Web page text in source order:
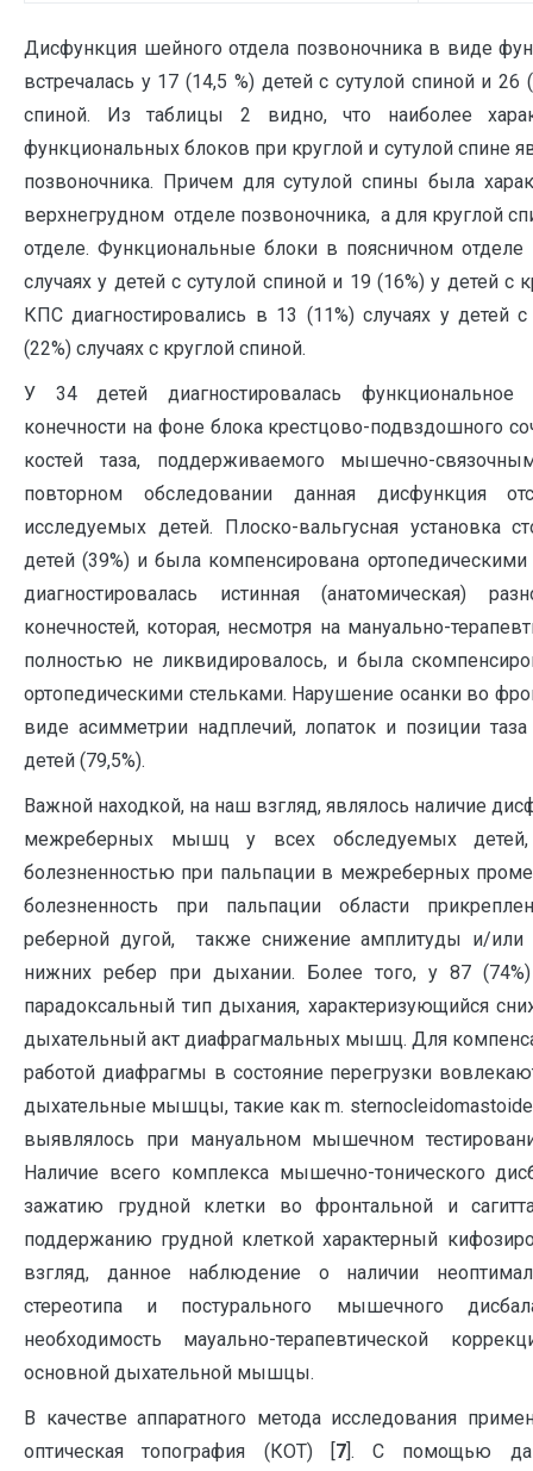
Дисфункция шейного отдела позвоночника в виде
встречалась у 17 (14,5 %) детей с сутулой спиной и 26
спиной. Из таблицы 2 видно, что наиболее
функциональных блоков при круглой и сутулой спине
позвоночника. Причем для сутулой спины была
верхнегрудном отделе позвоночника, а для круглой
отделе. Функциональные блоки в поясничном
случаях у детей с сутулой спиной и 19 (16%) у детей с
КПС диагностировались в 13 (11%) случаях у детей
(22%) случаях с круглой спиной.
У 34 детей диагностировалась функциональное
конечности на фоне блока крестцово-подвздошного
костей таза, поддерживаемого мышечно-
повторном обследовании данная дисфункция
исследуемых детей. Плоско-вальгусная установка
детей (39%) и была компенсирована
диагностировалась истинная (анатомическая)
конечностей, которая, несмотря на мануально-
полностью не ликвидировалось, и была
ортопедическими стельками. Нарушение осанки во
виде асимметрии надплечий, лопаток и позиции таза
детей (79,5%).
Важной находкой, на наш взгляд, являлось наличие
межреберных мышц у всех обследуемых детей,
болезненностью при пальпации в межреберных
болезненность при пальпации области
реберной дугой, также снижение амплитуды и/или
нижних ребер при дыхании. Более того, у 87
парадоксальный тип дыхания, характеризующийся
дыхательный акт диафрагмальных мышц. Для
работой диафрагмы в состояние перегрузки
дыхательные мышцы, такие как m.
выявлялось при мануальном мышечном
Наличие всего комплекса мышечно-тонического
зажатию грудной клетки во фронтальной и
поддержанию грудной клеткой характерный
взгляд, данное наблюдение о наличии
стереотипа и постурального мышечного
необходимость мауально-терапевтической
основной дыхательной мышцы.
В качестве аппаратного метода исследования
оптическая топография (КОТ) [7]. С помощью